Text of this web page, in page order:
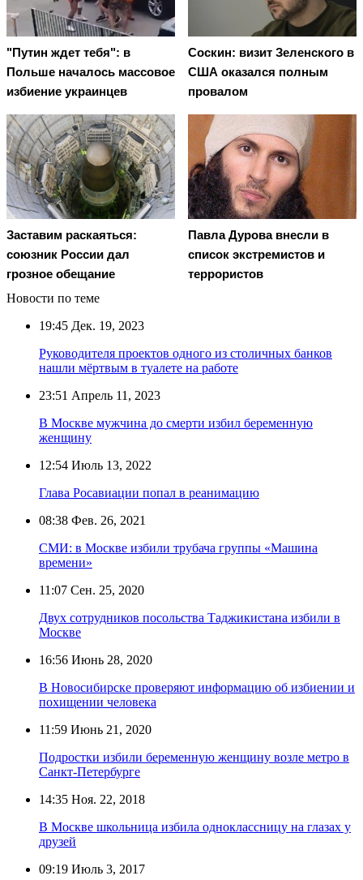
"Путин ждет тебя": в
Польше началось массовое
избиение украинцев
Соскин: визит Зеленского в
США оказался полным
провалом
Заставим раскаяться:
союзник России дал
грозное обещание
Павла Дурова внесли в
список экстремистов и
террористов
Новости по теме
19:45 Дек. 19, 2023
Руководителя проектов одного из столичных банков
нашли мёртвым в туалете на работе
23:51 Апрель 11, 2023
В Москве мужчина до смерти избил беременную
женщину
12:54 Июль 13, 2022
Глава Росавиации попал в реанимацию
08:38 Фев. 26, 2021
СМИ: в Москве избили трубача группы «Машина
времени»
11:07 Сен. 25, 2020
Двух сотрудников посольства Таджикистана избили в
Москве
16:56 Июнь 28, 2020
В Новосибирске проверяют информацию об избиении и
похищении человека
11:59 Июнь 21, 2020
Подростки избили беременную женщину возле метро в
Санкт-Петербурге
14:35 Ноя. 22, 2018
В Москве школьница избила одноклассницу на глазах у
друзей
09:19 Июль 3, 2017